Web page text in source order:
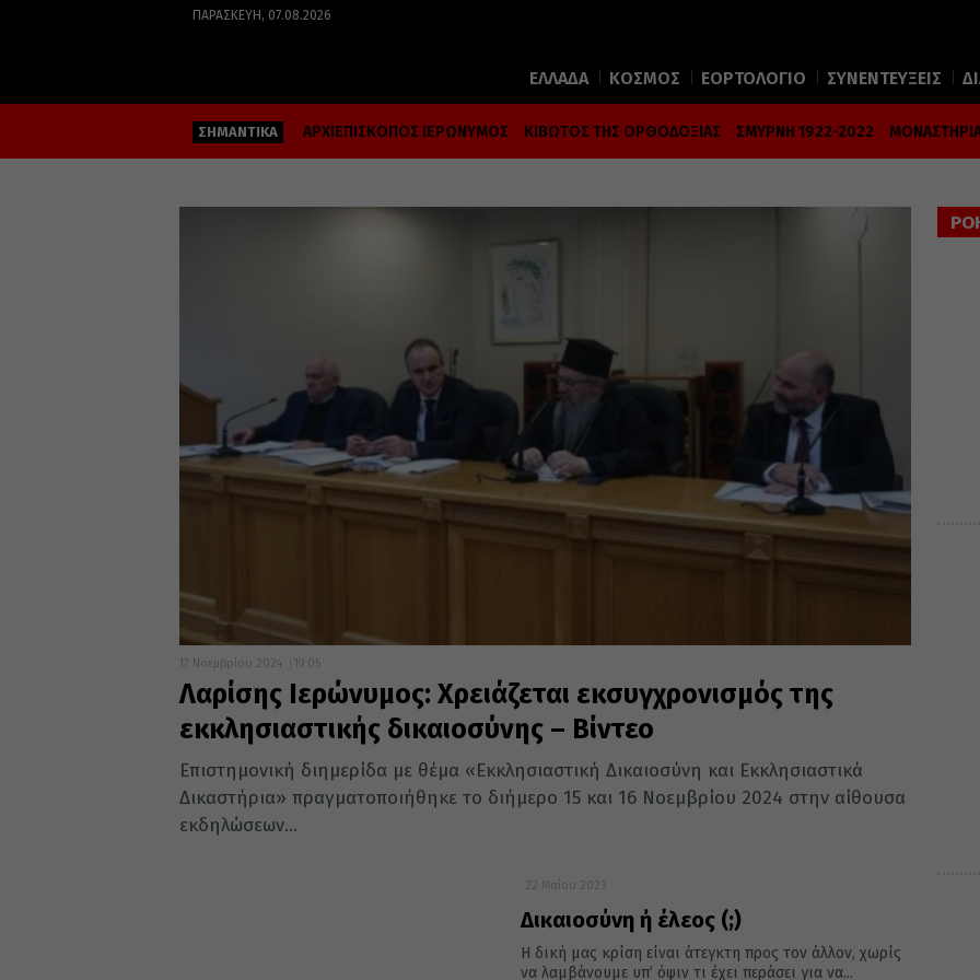
ΠΑΡΑΣΚΕΥΉ, 07.08.2026
ΕΛΛΑΔΑ ΚΟΣΜΟΣ ΕΟΡΤΟΛΟΓΙΟ ΣΥΝΕΝΤΕΥΞΕΙΣ
ΣΗΜΑΝΤΙΚΑ ΑΡΧΙΕΠΙΣΚΟΠΟΣ ΙΕΡΩΝΥΜΟΣ ΚΙΒΩΤΟΣ ΤΗΣ ΟΡΘΟΔΟΞΙΑΣ ΣΜΥΡΝΗ 1922-2022
17 Νοεμβρίου 2024 19:05
Λαρίσης Ιερώνυμος: Χρειάζεται εκσυγχρονισμός της
εκκλησιαστικής δικαιοσύνης – Βίντεο
Επιστημονική διημερίδα με θέμα «Εκκλησιαστική Δικαιοσύνη και Εκκλησιαστικά
Δικαστήρια» πραγματοποιήθηκε το διήμερο 15 και 16 Νοεμβρίου 2024 στην αίθουσα
εκδηλώσεων...
22 Μαΐου 2023
Δικαιοσύνη ή έλεος (;)
Η δική μας κρίση είναι άτεγκτη προς τον άλλον, χωρίς
να λαμβάνουμε υπ’ όψιν τι έχει περάσει για να...